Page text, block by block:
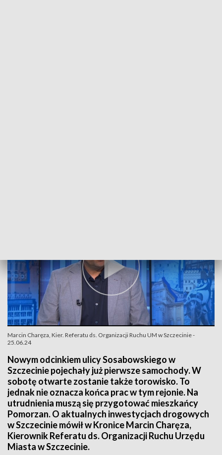
Marcin Charęza, Kier. Referatu ds. Organizacji Ruchu UM w Szczecinie -
25.06.24
Nowym odcinkiem ulicy Sosabowskiego w
Szczecinie pojechały już pierwsze samochody. W
sobotę otwarte zostanie także torowisko. To
jednak nie oznacza końca prac w tym rejonie. Na
utrudnienia muszą się przygotować mieszkańcy
Pomorzan. O aktualnych inwestycjach drogowych
w Szczecinie mówił w Kronice Marcin Charęza,
Kierownik Referatu ds. Organizacji Ruchu Urzędu
Miasta w Szczecinie.